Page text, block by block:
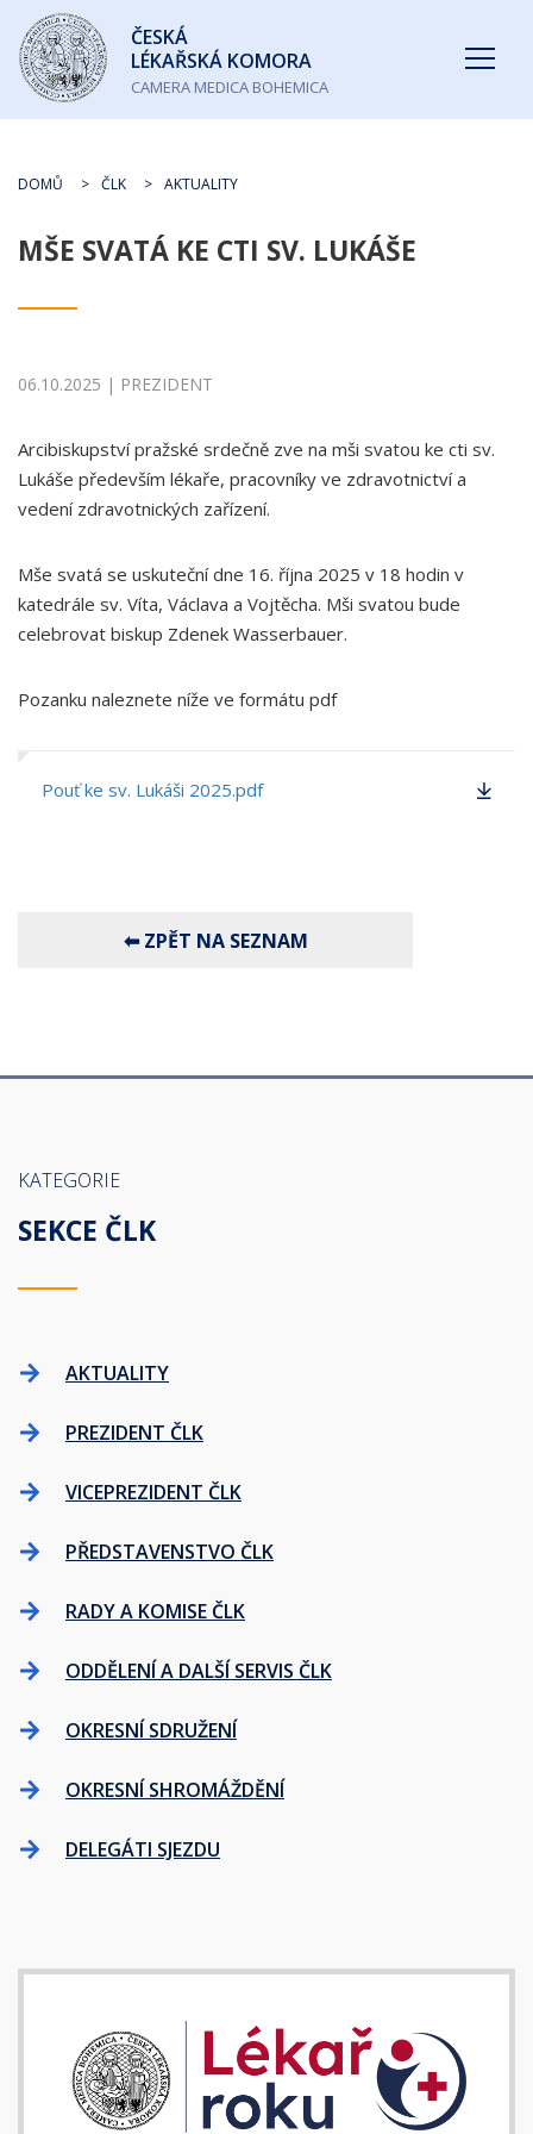
Česká
lékařská
komora
ČESKÁ
LÉKAŘSKÁ KOMORA
CAMERA MEDICA BOHEMICA
DOMŮ ČLK AKTUALITY
MŠE SVATÁ KE CTI SV. LUKÁŠE
06.10.2025 | PREZIDENT
Arcibiskupství pražské srdečně zve na mši svatou ke cti sv.
Lukáše především lékaře, pracovníky ve zdravotnictví a
vedení zdravotnických zařízení.
Mše svatá se uskuteční dne 16. října 2025 v 18 hodin v
katedrále sv. Víta, Václava a Vojtěcha. Mši svatou bude
celebrovat biskup Zdenek Wasserbauer.
Pozanku naleznete níže ve formátu pdf
Pouť ke sv. Lukáši 2025.pdf
KATEGORIE
SEKCE ČLK
AKTUALITY
PREZIDENT ČLK
VICEPREZIDENT ČLK
PŘEDSTAVENSTVO ČLK
RADY A KOMISE ČLK
ODDĚLENÍ A DALŠÍ SERVIS ČLK
OKRESNÍ SDRUŽENÍ
OKRESNÍ SHROMÁŽDĚNÍ
DELEGÁTI SJEZDU